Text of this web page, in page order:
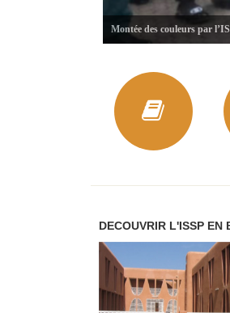
Montée des couleurs par
DECOUVRIR L'ISSP EN